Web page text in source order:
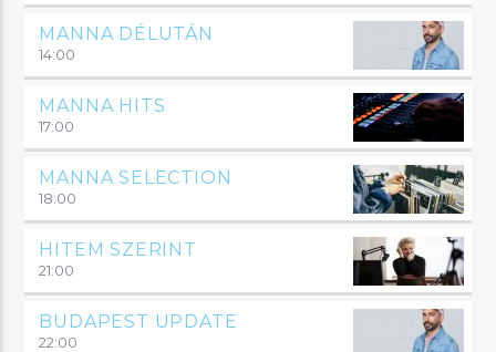
MANNA DÉLUTÁN
14:00
MANNA HITS
17:00
MANNA SELECTION
18:00
HITEM SZERINT
21:00
BUDAPEST UPDATE
22:00